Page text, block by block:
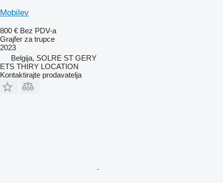
Mobilev
800 € Bez PDV-a
Grajfer za trupce
2023
Belgija, SOLRE ST GERY
ETS THIRY LOCATION
Kontaktirajte prodavatelja